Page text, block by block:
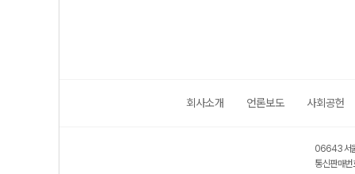
회사소개 언론보도 사회공헌
06643 서
통신판매